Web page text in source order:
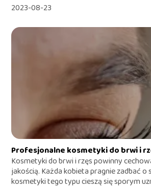
2023-08-23
Profesjonalne kosmetyki do brwi i
Kosmetyki do brwi i rzęs powinny
jakością. Każda kobieta pragnie zadbać o
kosmetyki tego typu cieszą się sporym